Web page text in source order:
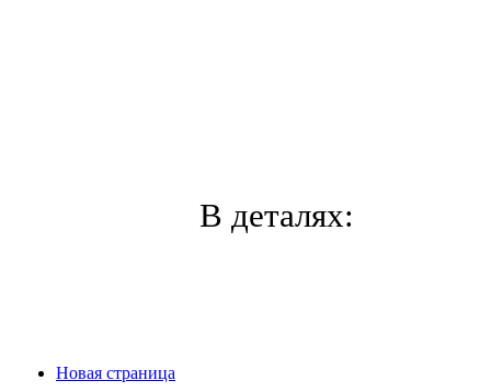
Новая страница
В деталях: